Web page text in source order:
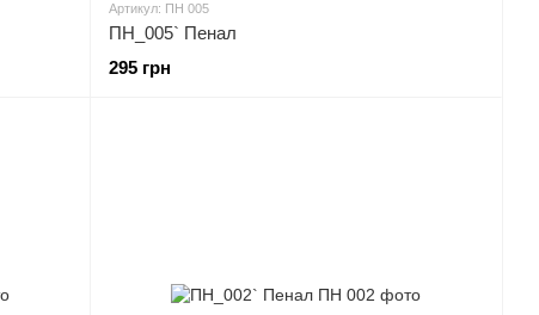
Артикул: ПН 005
ПН_005` Пенал
295 грн